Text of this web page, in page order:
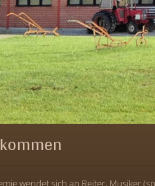
wendet sich an Reiter, Musiker